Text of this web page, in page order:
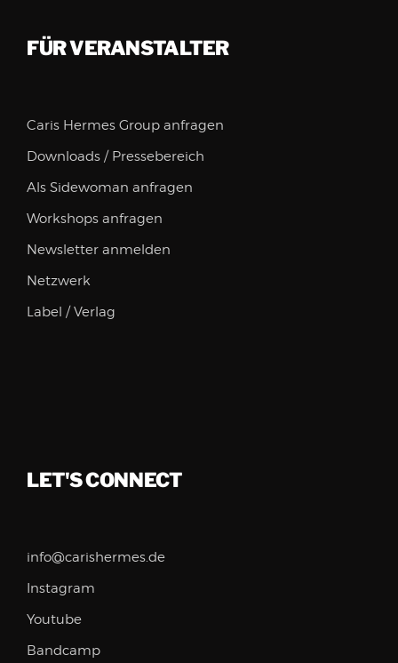
FÜR VERANSTALTER
Caris Hermes Group anfragen
Downloads / Pressebereich
Als Sidewoman anfragen
Workshops anfragen
Newsletter anmelden
Netzwerk
Label / Verlag
LET'S CONNECT
info@carishermes.de
Instagram
Youtube
Bandcamp